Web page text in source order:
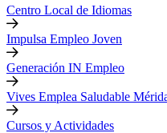
Centro Local de Idiomas
Impulsa Empleo Joven
Generación IN Empleo
Vives Emplea Saludable
Cursos y Actividades